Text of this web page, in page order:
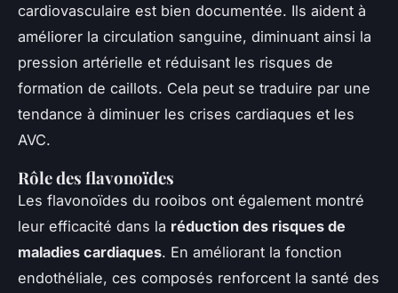
cardiovasculaire est bien documentée. Ils aident à
améliorer la circulation sanguine, diminuant ainsi la
pression artérielle et réduisant les risques de
formation de caillots. Cela peut se traduire par une
tendance à diminuer les crises cardiaques et les
AVC.
Rôle des flavonoïdes
Les flavonoïdes du rooibos ont également montré
leur efficacité dans la réduction des risques de
maladies cardiaques. En améliorant la fonction
endothéliale, ces composés renforcent la santé des